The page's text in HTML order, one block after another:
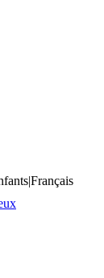
|Français